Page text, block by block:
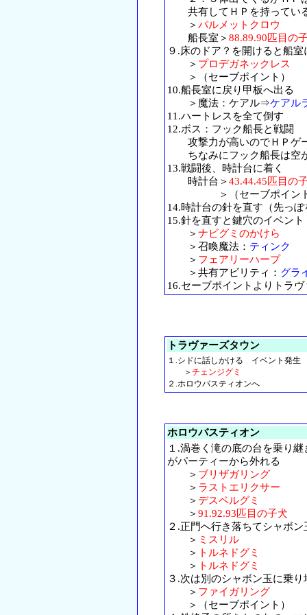
共有してＨＰを持ってい
＞ パルメットクロウ
船長室＞ 88.89.90匹目の
９.床のドア？を開けると船
＞ プロデガネックレス
＞（セーブポイント）
10.船長室に戻り甲板へ出る
＞魔法：ケアル⇒ケアル
11.ハートレスを全て倒す
12.ボス：フック船長と戦闘
攻撃力が高いのでＨＰゲ
ちなみにフック船長は空
13.戦闘後、時計台に着く
時計台＞ 43.44.45匹目の
＞（セーブポイン
14.時計台の針を直す（先っ
15.針を直すと鍵穴のイベント
＞ ナビグミのかけら
＞召喚魔法： ティンク
＞ フェアリーハープ
＞共有アビリティ： グラ
16.セーブポイントよりトラ
トラヴァーズタウン
１.シドに話しかける イベント発生
＞ チェンジグミ
２.ホロウバスティオンへ
ホロウバスティオン
１.渦巻く滝の底の台を乗り
がパーティーから外れる
＞ ブリザガリング
＞ ラストエリクサー
＞ デスペルグミ
＞ 91.92.93匹目の子犬
２.正門へ行き落ちてシャボ
＞ ミスリル
＞ トルネドグミ
＞ トルネドグミ
３.次は別のシャボン玉に乗り
＞ ファイガリング
＞（セーブポイント）